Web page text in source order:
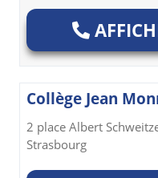
Collège Jean
2 place Albert
Strasbourg